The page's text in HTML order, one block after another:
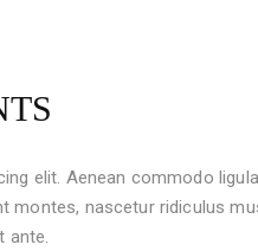
elit. Aenean commodo
nascetur ridiculus
ante.